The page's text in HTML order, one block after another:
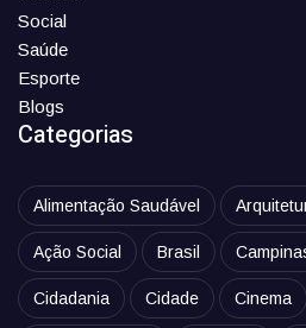
Social
Saúde
Esporte
Blogs
Categorias
Alimentação Saudável
Ação Social Brasil
Cidadania Cidade Cinema